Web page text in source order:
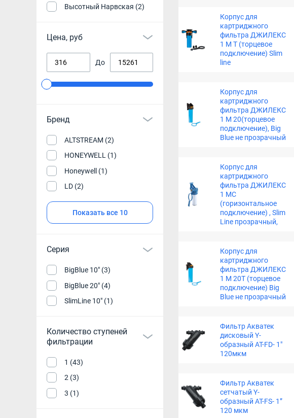
Высотный Нарвская (2)
Цена, руб
До
Бренд
ALTSTREAM (2)
HONEYWELL (1)
Honeywell (1)
LD (2)
Показать все 10
Серия
BigBlue 10" (3)
BigBlue 20" (4)
SlimLine 10" (1)
Количество ступеней
фильтрации
1 (43)
2 (3)
3 (1)
Корпус для
картриджного
фильтра ДЖИЛЕКС
1 М Т (торцевое
подключение) Slim
line
Корпус для
картриджного
фильтра ДЖИЛЕКС
1 М 20(торцевое
подключение), Big
Blue не прозрачный
Корпус для
картриджного
фильтра ДЖИЛЕКС
1 МС
(горизонтальное
подключение) , Slim
Line прозрачный,
Корпус для
картриджного
фильтра ДЖИЛЕКС
1 М 20Т (торцевое
подключение) Big
Blue не прозрачный
Фильтр Акватек
дисковый Y-
образный AT-FD- 1"
120мкм
Фильтр Акватек
сетчатый Y-
образный AT-FS- 1”
120 мкм